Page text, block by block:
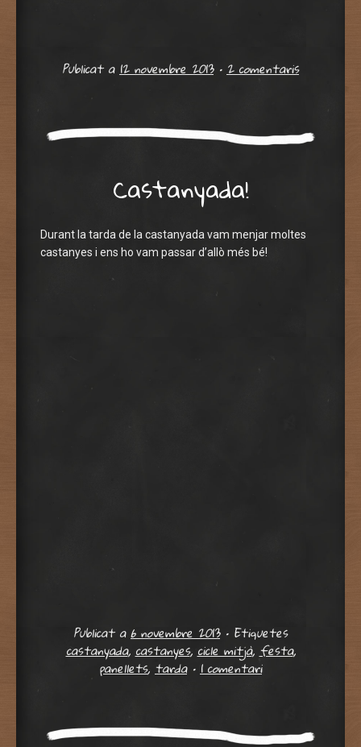
Publicat a12 novembre 2013 •2 comentaris
Castanyada!
Durant la tarda de la castanyada vam menjar moltes
castanyes i ens ho vam passar d’allò més bé!
Publicat a6 novembre 2013 • Etiquetes
castanyada,castanyes,cicle mitjà,festa,
panellets, tarda •1 comentari